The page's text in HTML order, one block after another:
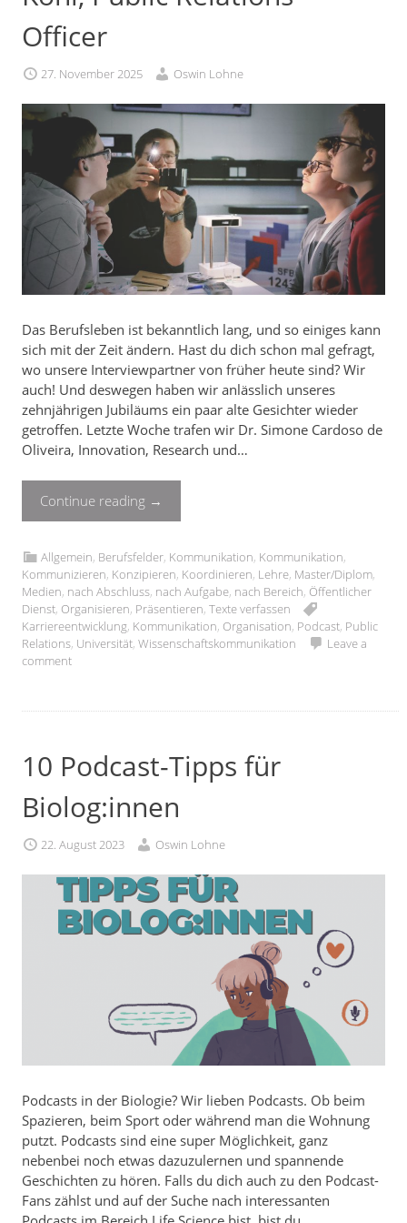
Officer
27. November 2025 Oswin Lohne
Das Berufsleben ist bekanntlich lang, und so einiges kann
sich mit der Zeit ändern. Hast du dich schon mal gefragt,
wo unsere Interviewpartner von früher heute sind? Wir
auch! Und deswegen haben wir anlässlich unseres
zehnjährigen Jubiläums ein paar alte Gesichter wieder
getroffen. Letzte Woche trafen wir Dr. Simone Cardoso de
Oliveira, Innovation, Research und…
Continue reading →
Allgemein, Berufsfelder, Kommunikation, Kommunikation,
Kommunizieren, Konzipieren, Koordinieren, Lehre, Master/Diplom,
Medien, nach Abschluss, nach Aufgabe, nach Bereich, Öffentlicher
Dienst, Organisieren, Präsentieren,Texte verfassen
Karriereentwicklung, Kommunikation, Organisation, Podcast, Public
Relations, Universität,Wissenschaftskommunikation
Leave a
comment
10 Podcast-Tipps für
Biolog:innen
22. August 2023 Oswin Lohne
Podcasts in der Biologie? Wir lieben Podcasts. Ob beim
Spazieren, beim Sport oder während man die Wohnung
putzt. Podcasts sind eine super Möglichkeit, ganz
nebenbei noch etwas dazuzulernen und spannende
Geschichten zu hören. Falls du dich auch zu den Podcast-
Fans zählst und auf der Suche nach interessanten